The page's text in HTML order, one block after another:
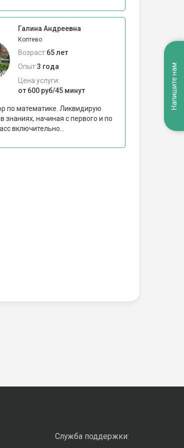
Галина Андреевна
Коптево
Возраст:65 лет
Опыт:3 года
Цена услуги:
от 600 руб/45 минут
по математике. Ликвидирую
знаниях, начиная с первого и по
включительно...
Служба поддержки:
Напишите нам